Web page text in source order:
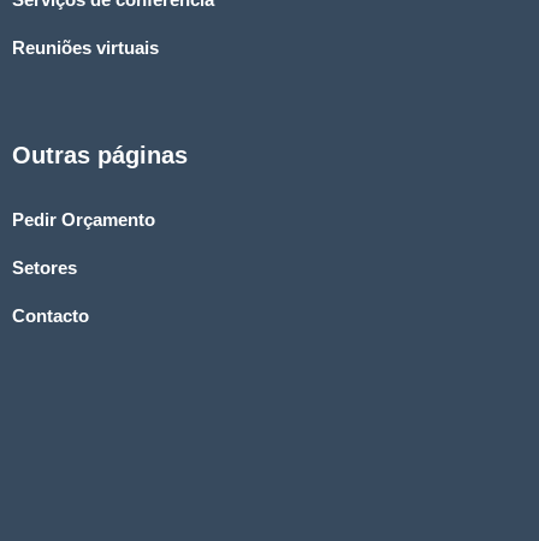
Reuniões virtuais
Outras páginas
Pedir Orçamento
Setores
Contacto